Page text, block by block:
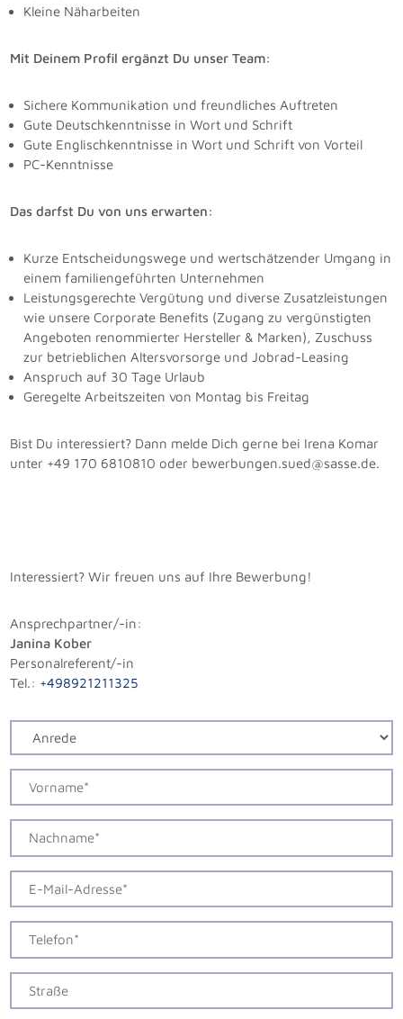
Kleine Näharbeiten
Mit Deinem Profil ergänzt Du unser Team:
Sichere Kommunikation und freundliches Auftreten
Gute Deutschkenntnisse in Wort und Schrift
Gute Englischkenntnisse in Wort und Schrift von Vorteil
PC-Kenntnisse
Das darfst Du von uns erwarten:
Kurze Entscheidungswege und wertschätzender Umgang in
einem familiengeführten Unternehmen
Leistungsgerechte Vergütung und diverse Zusatzleistungen
wie unsere Corporate Benefits (Zugang zu vergünstigten
Angeboten renommierter Hersteller & Marken), Zuschuss
zur betrieblichen Altersvorsorge und Jobrad-Leasing
Anspruch auf 30 Tage Urlaub
Geregelte Arbeitszeiten von Montag bis Freitag
Bist Du interessiert? Dann melde Dich gerne bei Irena Komar
unter +49 170 6810810 oder bewerbungen.sued@sasse.de.
Interessiert? Wir freuen uns auf Ihre Bewerbung!
Ansprechpartner/-in:
Janina Kober
Personalreferent/-in
Tel.: +498921211325